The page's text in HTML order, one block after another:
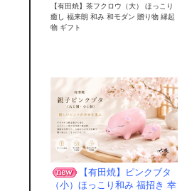
【有田焼】茶フクロウ（大） ほっこり
癒し 福来朗 和み 和モダン 贈り物 縁起
物 ギフト
【有田焼】ピンクブタ
（小）ほっこり和み 福招き 幸